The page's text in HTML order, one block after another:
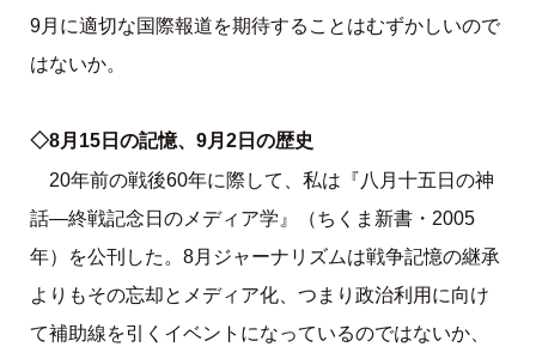
9月に適切な国際報道を期待することはむずかしいので
はないか。
◇8月15日の記憶、9月2日の歴史
20年前の戦後60年に際して、私は『八月十五日の神
話―終戦記念日のメディア学』（ちくま新書・2005
年）を公刊した。8月ジャーナリズムは戦争記憶の継承
よりもその忘却とメディア化、つまり政治利用に向け
て補助線を引くイベントになっているのではないか、